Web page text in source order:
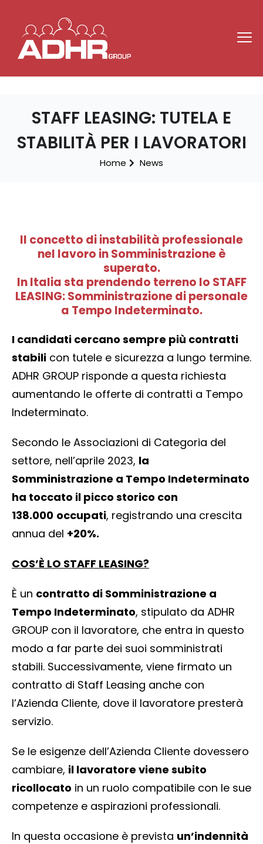
STAFF LEASING: TUTELA E
STABILITÀ PER I LAVORATORI
Home News
Il concetto di instabilità professionale
nel lavoro in Somministrazione è
superato.
In Italia sta prendendo terreno lo STAFF
LEASING: Somministrazione di personale
a Tempo Indeterminato.
I candidati cercano sempre più contratti
stabili con tutele e sicurezza a lungo termine.
ADHR GROUP risponde a questa richiesta
aumentando le offerte di contratti a Tempo
Indeterminato.
Secondo le Associazioni di Categoria del
settore, nell’aprile 2023, la
Somministrazione a Tempo Indeterminato
ha toccato il picco storico con
138.000 occupati, registrando una crescita
annua del +20%.
COS’È LO STAFF LEASING?
È un contratto di Somministrazione a
Tempo Indeterminato, stipulato da ADHR
GROUP con il lavoratore, che entra in questo
modo a far parte dei suoi somministrati
stabili. Successivamente, viene firmato un
contratto di Staff Leasing anche con
l’Azienda Cliente, dove il lavoratore presterà
servizio.
Se le esigenze dell’Azienda Cliente dovessero
cambiare, il lavoratore viene subito
ricollocato in un ruolo compatibile con le sue
competenze e aspirazioni professionali.
In questa occasione è prevista un’indennità